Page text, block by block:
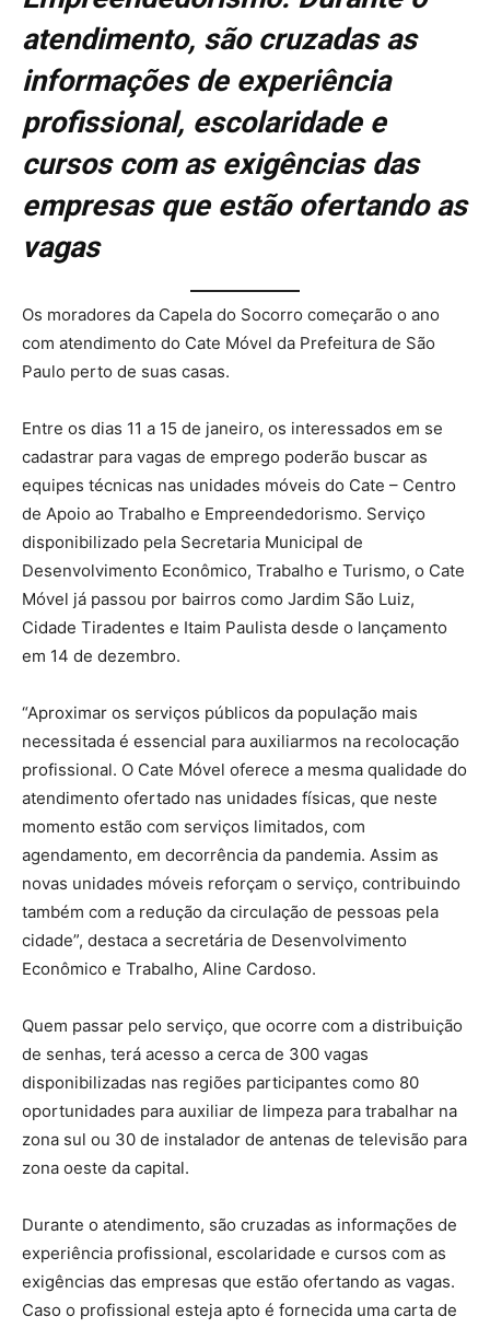
atendimento, são cruzadas as
informações de experiência
profissional, escolaridade e
cursos com as exigências das
empresas que estão ofertando as
vagas
Os moradores da Capela do Socorro começarão o ano
com atendimento do Cate Móvel da Prefeitura de São
Paulo perto de suas casas.
Entre os dias 11 a 15 de janeiro, os interessados em se
cadastrar para vagas de emprego poderão buscar as
equipes técnicas nas unidades móveis do Cate – Centro
de Apoio ao Trabalho e Empreendedorismo. Serviço
disponibilizado pela Secretaria Municipal de
Desenvolvimento Econômico, Trabalho e Turismo, o Cate
Móvel já passou por bairros como Jardim São Luiz,
Cidade Tiradentes e Itaim Paulista desde o lançamento
em 14 de dezembro.
“Aproximar os serviços públicos da população mais
necessitada é essencial para auxiliarmos na recolocação
profissional. O Cate Móvel oferece a mesma qualidade do
atendimento ofertado nas unidades físicas, que neste
momento estão com serviços limitados, com
agendamento, em decorrência da pandemia. Assim as
novas unidades móveis reforçam o serviço, contribuindo
também com a redução da circulação de pessoas pela
cidade”, destaca a secretária de Desenvolvimento
Econômico e Trabalho, Aline Cardoso.
Quem passar pelo serviço, que ocorre com a distribuição
de senhas, terá acesso a cerca de 300 vagas
disponibilizadas nas regiões participantes como 80
oportunidades para auxiliar de limpeza para trabalhar na
zona sul ou 30 de instalador de antenas de televisão para
zona oeste da capital.
Durante o atendimento, são cruzadas as informações de
experiência profissional, escolaridade e cursos com as
exigências das empresas que estão ofertando as vagas.
Caso o profissional esteja apto é fornecida uma carta de